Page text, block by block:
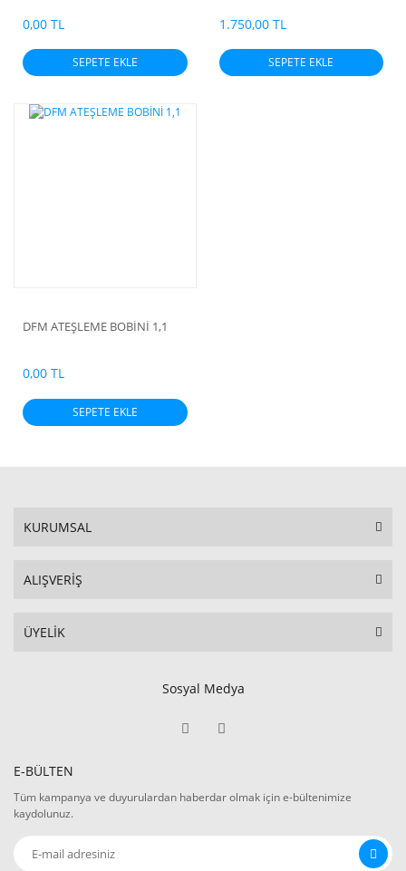
0,00 TL
SEPETE EKLE
1.750,00 TL
SEPETE EKLE
DFM ATEŞLEME BOBİNİ 1,1
0,00 TL
SEPETE EKLE
KURUMSAL
ALIŞVERİŞ
ÜYELİK
Sosyal Medya
E-BÜLTEN
Tüm kampanya ve duyurulardan haberdar olmak için e-bültenimize
kaydolunuz.